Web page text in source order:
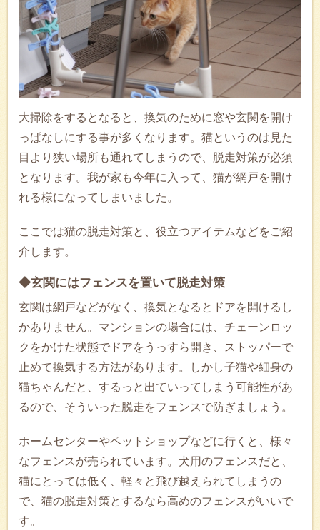
大掃除をするとなると、換気のために窓や玄関を開け
っぱなしにする事が多くなります。猫というのは見た
目より狭い場所も通れてしまうので、脱走対策が必須
となります。我が家も今年に入って、猫が網戸を開け
れる様になってしまいました。
ここでは猫の脱走対策と、役立つアイテムなどをご紹
介します。
◆玄関にはフェンスを置いて脱走対策
玄関は網戸などがなく、換気となるとドアを開けるし
かありません。マンションの場合には、チェーンロッ
クをかけた状態でドアをうっすら開き、ストッパーで
止めて換気する方法があります。しかし子猫や細身の
猫ちゃんだと、するっと出ていってしまう可能性があ
るので、そういった脱走をフェンスで防ぎましょう。
ホームセンターやペットショップなどに行くと、様々
なフェンスが売られています。犬用のフェンスだと、
猫にとっては低く、軽々と飛び越えられてしまうの
で、猫の脱走対策とするなら高めのフェンスがいいで
す。